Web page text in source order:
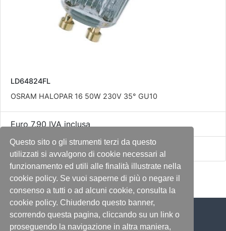
Questo sito o gli strumenti terzi da questo
utilizzati si avvalgono di cookie necessari al
funzionamento ed utili alle finalità illustrate nella
cookie policy. Se vuoi saperne di più o negare il
consenso a tutti o ad alcuni cookie, consulta la
cookie policy. Chiudendo questo banner,
scorrendo questa pagina, cliccando su un link o
proseguendo la navigazione in altra maniera,
LD64824FL
OSRAM HALOPAR 16 50W 230V 35° GU10
Euro 7,90 IVA inclusa
Disponibile